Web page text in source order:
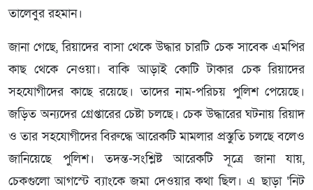
তালেবুর রহমান।
জানা গেছে, রিয়াদের বাসা থেকে উদ্ধার চারটি চেক সাবেক এমপির
কাছ থেকে নেওয়া। বাকি আড়াই কোটি টাকার চেক রিয়াদের
সহযোগীদের কাছে রয়েছে। তাদের নাম-পরিচয় পুলিশ পেয়েছে।
জড়িত অন্যদের গ্রেপ্তারের চেষ্টা চলছে। চেক উদ্ধারের ঘটনায় রিয়াদ
ও তার সহযোগীদের বিরুদ্ধে আরেকটি মামলার প্রস্তুতি চলছে বলেও
জানিয়েছে পুলিশ। তদন্ত-সংশ্লিষ্ট আরেকটি সূত্রে জানা যায়,
চেকগুলো আগস্টে ব্যাংকে জমা দেওয়ার কথা ছিল। এ ছাড়া ‘নিট